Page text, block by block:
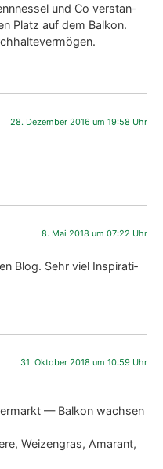
und Co ver­stan­
Platz auf dem Bal­kon.
28. Dezember 2016 um 19:58 Uhr
8. Mai 2018 um 07:22 Uhr
Blog. Sehr viel Inspi­ra­ti­
31. Oktober 2018 um 10:59 Uhr
— Bal­kon wach­sen
Wei­zen­gras, Ama­rant,